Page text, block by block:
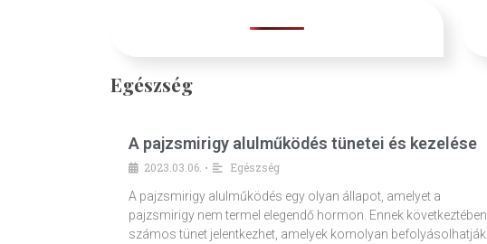
Egészség
A pajzsmirigy alulműködés tünetei és kezelése
2023.03.06. •
Egészség
A pajzsmirigy alulműködés egy olyan állapot, amelyet a
pajzsmirigy nem termel elegendő hormon. Ennek következtében
számos tünet jelentkezhet, amelyek komolyan befolyásolhatják